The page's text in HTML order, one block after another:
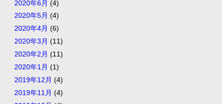
2020年6月 (4)
2020年5月 (4)
2020年4月 (6)
2020年3月 (11)
2020年2月 (11)
2020年1月 (1)
2019年12月 (4)
2019年11月 (4)